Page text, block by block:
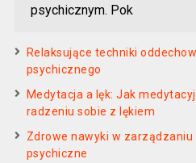
psychicznym. Pok
Relaksujące techniki
psychicznego
Medytacja a lęk: Jak
radzeniu sobie z lękiem
Zdrowe nawyki w
psychiczne